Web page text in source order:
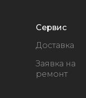
Сервис
Доставка
Заявка на
ремонт